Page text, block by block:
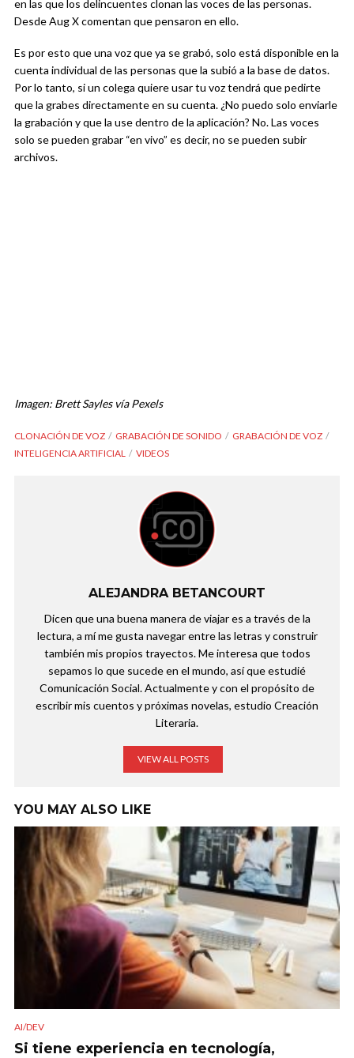
en las que los delincuentes clonan las voces de las personas.
Desde Aug X comentan que pensaron en ello.
Es por esto que una voz que ya se grabó, solo está disponible en la
cuenta individual de las personas que la subió a la base de datos.
Por lo tanto, si un colega quiere usar tu voz tendrá que pedirte
que la grabes directamente en su cuenta. ¿No puedo solo enviarle
la grabación y que la use dentro de la aplicación? No. Las voces
solo se pueden grabar “en vivo” es decir, no se pueden subir
archivos.
Imagen: Brett Sayles vía Pexels
CLONACIÓN DE VOZ GRABACIÓN DE SONIDO
GRABACIÓN DE VOZ
INTELIGENCIA ARTIFICIAL
VIDEOS
ALEJANDRA BETANCOURT
Dicen que una buena manera de viajar es a través de la
lectura, a mí me gusta navegar entre las letras y construir
también mis propios trayectos. Me interesa que todos
sepamos lo que sucede en el mundo, así que estudié
Comunicación Social. Actualmente y con el propósito de
escribir mis cuentos y próximas novelas, estudio Creación
Literaria.
VIEW ALL POSTS
YOU MAY ALSO LIKE
AI/DEV
Si tiene experiencia en tecnología,